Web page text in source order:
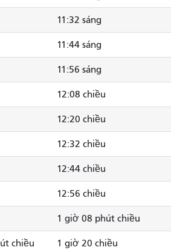
11:32 sáng
11:44 sáng
11:56 sáng
12:08 chiều
12:20 chiều
12:32 chiều
12:44 chiều
12:56 chiều
1 giờ 08 phút chiều
chiều 1 giờ 20 chiều